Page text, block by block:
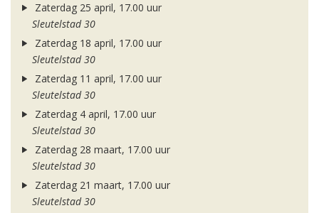
Zaterdag 25 april, 17.00 uur
Sleutelstad 30
Zaterdag 18 april, 17.00 uur
Sleutelstad 30
Zaterdag 11 april, 17.00 uur
Sleutelstad 30
Zaterdag 4 april, 17.00 uur
Sleutelstad 30
Zaterdag 28 maart, 17.00 uur
Sleutelstad 30
Zaterdag 21 maart, 17.00 uur
Sleutelstad 30